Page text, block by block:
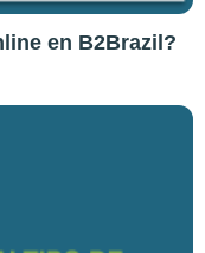
en B2Brazil?